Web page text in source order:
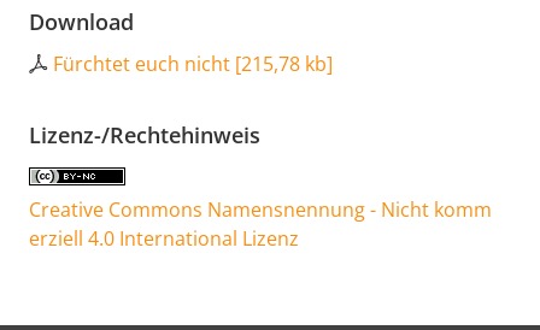
Download
Fürchtet euch nicht [215,78 kb]
Lizenz-/Rechtehinweis
Creative Commons Namensnennung - Nicht komm
erziell 4.0 International Lizenz